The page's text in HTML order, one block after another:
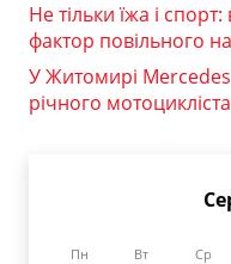
Не тільки їжа і
фактор повільного
У Житомирі Mercedes
річного
Пн Вт Ср